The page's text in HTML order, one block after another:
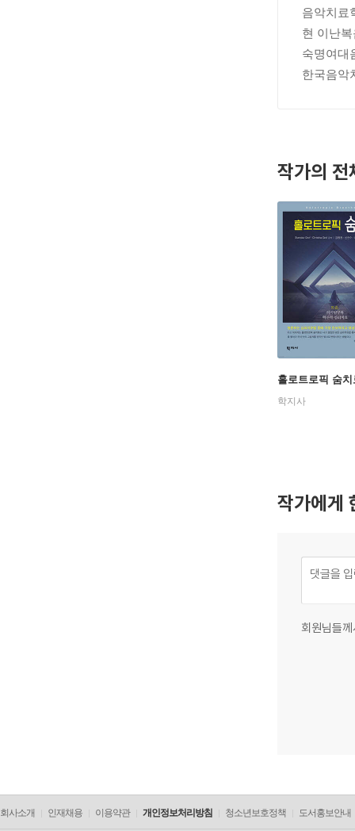
음악치료
현 이난
숙명여대
한국음악
작가의 전
홀로트로픽 숨치
학지사
작가에게
회원님들
회사소개 인재채용 이용약관 개인정보처리방침 청소년보호정책 도서홍보안내